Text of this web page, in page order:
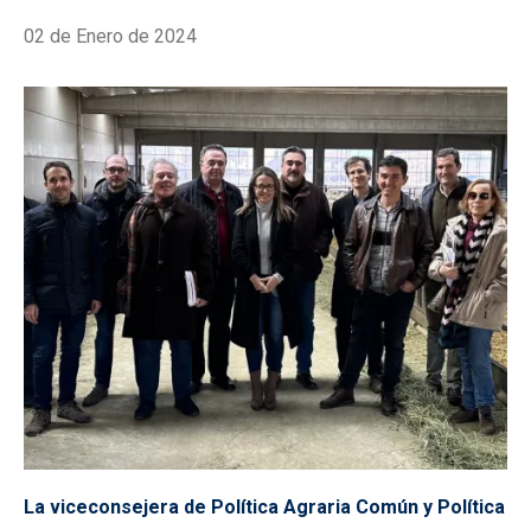
02 de Enero de 2024
La viceconsejera de Política Agraria Común y Política